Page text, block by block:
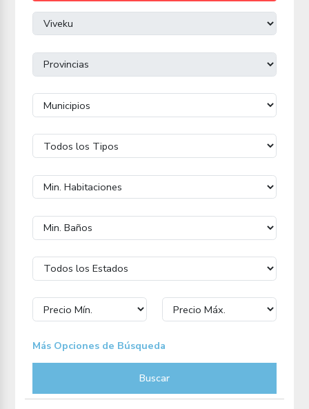
Más Opciones de Búsqueda
Buscar